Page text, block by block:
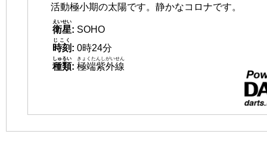
活動極小期の太陽です。静かなコロナです。
衛星
えいせい
: SOHO
時刻
じこく
: 0時24分
種類
しゅるい
: 極端紫外線
きょくたんしがいせん